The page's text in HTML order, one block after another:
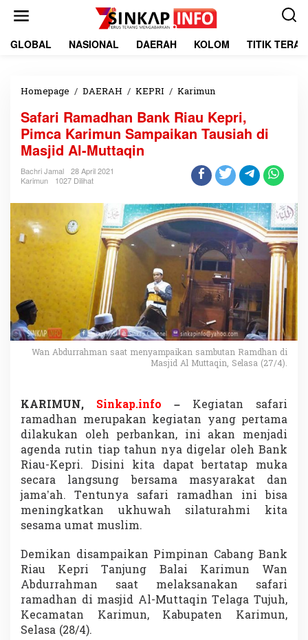
GLOBAL NASIONAL DAERAH KOLOM TITIK
Homepage / DAERAH / KEPRI / Karimun
f
a
r
R
a
a
d
h
n
B
a
n
k
R
i
a
u
K
r
i
,
P
i
m
c
a
K
a
m
u
n
S
a
m
Safari Ramadhan Bank Riau Kepri,
Pimca Karimun Sampaikan Tausiah di
Masjid Al-Muttaqin
Bachri Jamal
28 April 2021
Karimun
1027 Dilihat
Wan Abdurrahman saat menyampaikan sambutan Ramdhan di
Masjid Al Muttaqin, Selasa (27/4).
KARIMUN, Sinkap.info – Kegiatan safari
ramadhan merupakan kegiatan yang pertama
dilakukan oleh perbankan, ini akan menjadi
agenda rutin tiap tahun nya digelar oleh Bank
Riau-Kepri. Disini kita dapat bertatap muka
secara langsung bersama masyarakat dan
jama’ah. Tentunya safari ramadhan ini bisa
meningkatkan ukhuwah silaturahmi kita
sesama umat muslim.
Demikan disampaikan Pimpinan Cabang Bank
Riau Kepri Tanjung Balai Karimun Wan
Abdurrahman saat melaksanakan safari
ramadhan di masjid Al-Muttaqin Telaga Tujuh,
Kecamatan Karimun, Kabupaten Karimun,
Selasa (28/4).